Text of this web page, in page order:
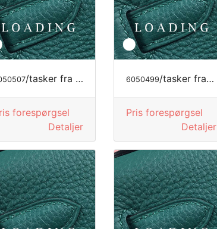
/tasker fra GIVENCHY
forespørgsel
Detaljer
6050499/tasker fra JIMMY CHOO
Pris forespørgsel
Detaljer